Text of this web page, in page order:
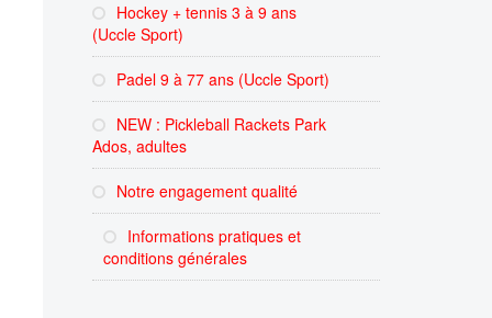
Hockey + tennis 3 à 9 ans
(Uccle Sport)
Padel 9 à 77 ans (Uccle Sport)
NEW : Pickleball Rackets Park
Ados, adultes
Notre engagement qualité
Informations pratiques et
conditions générales